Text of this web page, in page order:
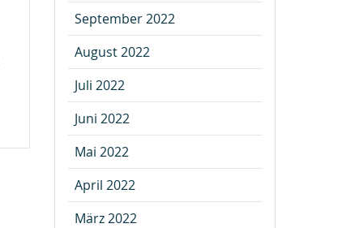
September 2022
August 2022
Juli 2022
Juni 2022
Mai 2022
April 2022
März 2022